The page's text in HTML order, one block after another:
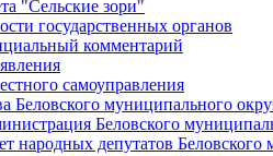
"Сельские зори"
государственных органов
комментарий
самоуправления
Беловского муниципального
Беловского
народных депутатов Беловского